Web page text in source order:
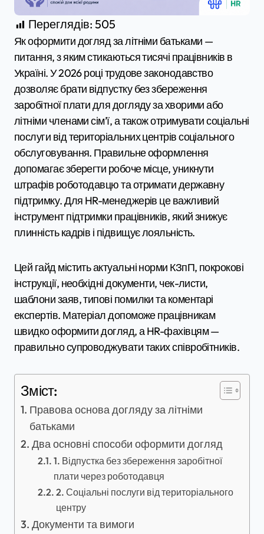
Переглядів: 505
Як оформити догляд за літніми батьками —
питання, з яким стикаються тисячі працівників в
Україні. У 2026 році трудове законодавство
дозволяє брати відпустку без збереження
заробітної плати для догляду за хворими або
літніми членами сім’ї, а також отримувати соціальні
послуги від територіальних центрів соціального
обслуговування. Правильне оформлення
допомагає зберегти робоче місце, уникнути
штрафів роботодавцю та отримати державну
підтримку. Для HR-менеджерів це важливий
інструмент підтримки працівників, який знижує
плинність кадрів і підвищує лояльність.
Цей гайд містить актуальні норми КЗпП, покрокові
інструкції, необхідні документи, чек-листи,
шаблони заяв, типові помилки та коментарі
експертів. Матеріал допоможе працівникам
швидко оформити догляд, а HR-фахівцям —
правильно супроводжувати таких співробітників.
Зміст:
Правова основа догляду за літніми
батьками
Два основні способи оформити догляд
1. Відпустка без збереження заробітної
плати через роботодавця
2. Соціальні послуги від територіального
центру
Документи та вимоги